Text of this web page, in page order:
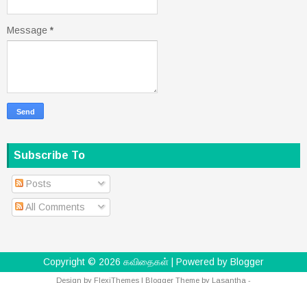
Message *
Subscribe To
Posts
All Comments
Copyright © 2026 கவிதைகள் | Powered by Blogger
Design by FlexiThemes | Blogger Theme by Lasantha -